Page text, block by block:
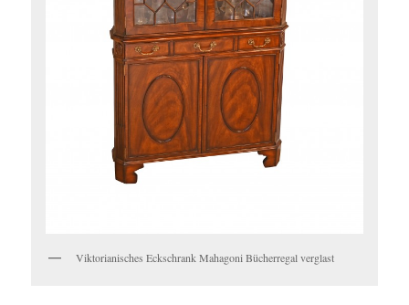
Viktorianisches Eckschrank Mahagoni Bücherregal verglast